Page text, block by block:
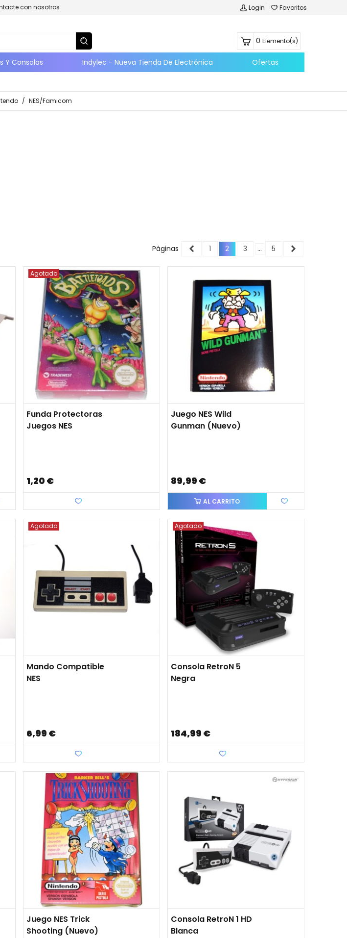
con nosotros Login Favoritos
0 Elemento(s)
Y Consolas Indylec - Nueva Tienda De Electrónica Ofertas
/ NES/Famicom
Páginas Anterior
1 2 3 … 5
Agotado
Funda Protectoras
Juegos NES
1,20 €
Juego NES Wild
Gunman (nuevo)
89,99 €
AL CARRITO
Agotado
Mando Compatible
NES
6,99 €
Agotado
Consola RetroN 5
Negra
184,99 €
Juego NES Trick
Shooting (nuevo)
Consola RetroN 1 HD
Blanca